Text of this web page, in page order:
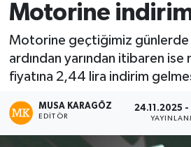
Motorine
Motorine geçtiğimiz günlerde
ardından yarından itibaren
fiyatına 2,44 lira indirim
MUSA KARAGÖZ
EDITÖR
24.11.2025
İstanbul Trafik Yoğunluk
Süper Lig Puan Durumu ve